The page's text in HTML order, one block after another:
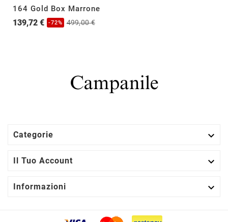
164 Gold Box Marrone
139,72 € -72% 499,00 €
Categorie 
Il Tuo Account 
Informazioni 